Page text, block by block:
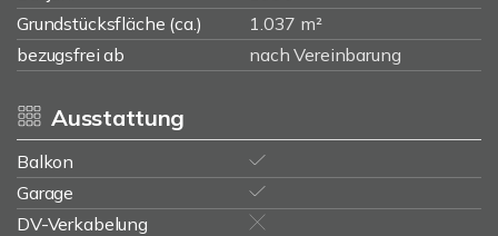
Grundstücksfläche (ca.)
1.037 m²
bezugsfrei ab
nach Vereinbarung
Ausstattung
Balkon
Garage
DV-Verkabelung